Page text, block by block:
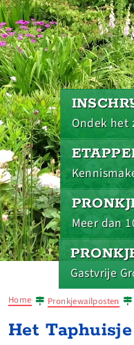
Ondek het
Meer dan
Gastvrije
Home Pronkjewailposten
Het Taphuisje